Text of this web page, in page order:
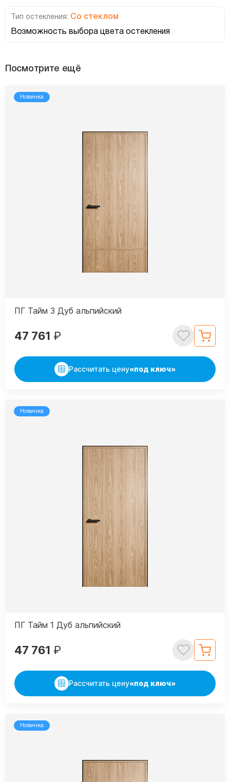
Тип остекления: Со стеклом
Возможность выбора цвета остекления
Посмотрите ещё
Новинка
ПГ Тайм 3 Дуб альпийский
47 761 ₽
Рассчитать цену«под ключ»
Новинка
ПГ Тайм 1 Дуб альпийский
47 761 ₽
Рассчитать цену«под ключ»
Новинка